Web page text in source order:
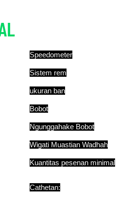
Speedometer
Sistem rem
ukuran ban
Bobot
Ngunggahake Bobot
Wigati Muastian Wadhah
Kuantitas pesenan minimal
Cathetan: